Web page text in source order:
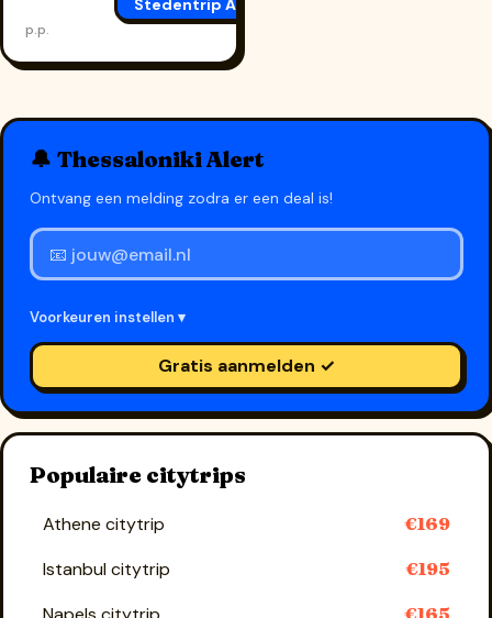
p.p.
Stedentrip Athene
🔔 Thessaloniki Alert
Ontvang een melding zodra er een deal is!
Voorkeuren instellen ▾
Gratis aanmelden ✓
Populaire citytrips
Athene citytrip €169
Istanbul citytrip €195
€165